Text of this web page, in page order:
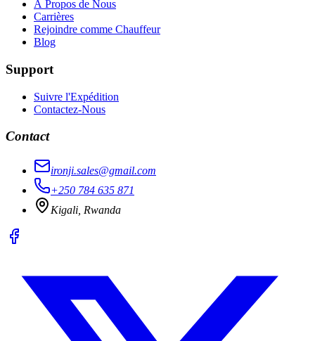
À Propos de Nous
Carrières
Rejoindre comme Chauffeur
Blog
Support
Suivre l'Expédition
Contactez-Nous
Contact
ironji.sales@gmail.com
+250 784 635 871
Kigali, Rwanda